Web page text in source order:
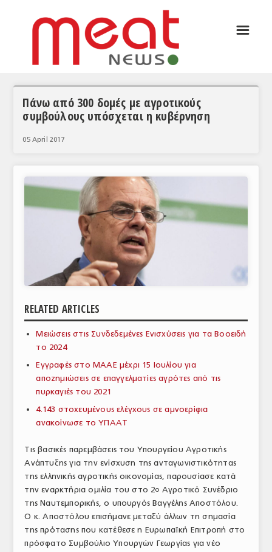
ΣΥΝΕΝΤΕΥΞΕΙΣ
ΘΕΜΑΤΑ
ΕΥΡΩΠΑΪΚΕΣ ΑΠΟΦΑΣΕΙΣ
ΕΜΠΟΡΙΚΟΣ ΚΑΤΑΛΟΓΟΣ
ΠΑΡΑΓΩΓΗ & ΕΜΠΟΡΙΑ
ΣΦΑΓΕΙΑ
ΕΞΟΠΛΙΣΜΟΣ
ΕΜΠΟΡΙΚΟΙ ΑΝΤΙΠΡΟΣΩΠΟΙ
ΕΛΛΗΝΙΚΗ ΝΟΜΟΘΕΣΙΑ
ΕΥΡΩΠΑΪΚΗ ΝΟΜΟΘΕΣΙΑ
☰
Πάνω από 300 δομές με αγροτικούς
συμβούλους υπόσχεται η κυβέρνηση
05 April 2017
RELATED ARTICLES
Μειώσεις στις Συνδεδεμένες Ενισχύσεις για τα Βοοειδή
το 2024
Εγγραφές στο ΜΑΑΕ μέχρι 15 Ιουλίου για
αποζημιώσεις σε επαγγελματίες αγρότες από τις
πυρκαγιές του 2021
4.143 στοχευμένους ελέγχους σε αμνοερίφια
ανακοίνωσε το ΥΠΑΑΤ
Τις βασικές παρεμβάσεις του Υπουργείου Αγροτικής
Ανάπτυξης για την ενίσχυση της ανταγωνιστικότητας
της ελληνικής αγροτικής οικονομίας, παρουσίασε κατά
την εναρκτήρια ομιλία του στο 2ο Αγροτικό Συνέδριο
της Ναυτεμπορικής, ο υπουργός Βαγγέλης Αποστόλου.
Ο κ. Αποστόλου επισήμανε μεταξύ άλλων τη σημασία
της πρότασης που κατέθεσε η Ευρωπαϊκή Επιτροπή στο
πρόσφατο Συμβούλιο Υπουργών Γεωργίας για νέο